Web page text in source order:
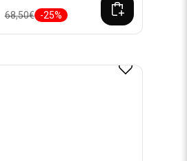
68,50€ -25%